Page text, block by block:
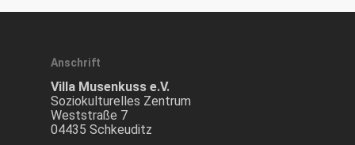
Anschrift
Villa Musenkuss e.V.
Soziokulturelles Zentrum
Weststraße 7
04435 Schkeuditz